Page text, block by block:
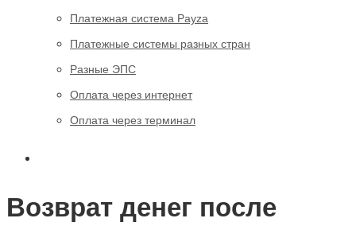
Платежная система Payza
Платежные системы разных стран
Разные ЭПС
Оплата через интернет
Оплата через терминал
Возврат денег после